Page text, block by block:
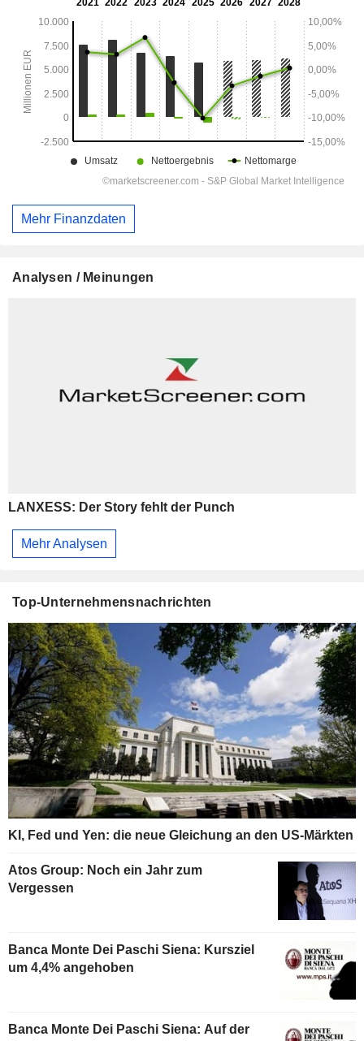
Mehr Finanzdaten
Analysen / Meinungen
LANXESS: Der Story fehlt der Punch
Mehr Analysen
Top-Unternehmensnachrichten
KI, Fed und Yen: die neue Gleichung an den US-Märkten
Atos Group: Noch ein Jahr zum
Vergessen
Banca Monte Dei Paschi Siena: Kursziel
um 4,4% angehoben
Banca Monte Dei Paschi Siena: Auf der